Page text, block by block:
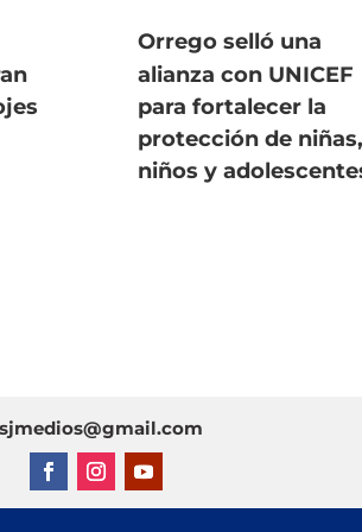
Orrego selló una
alianza con UNICEF
para fortalecer la
protección de niñas,
niños y